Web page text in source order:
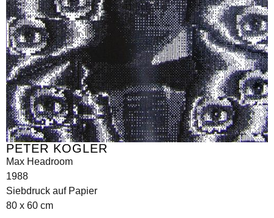
PETER KOGLER
Max Headroom
1988
Siebdruck auf Papier
80 x 60 cm